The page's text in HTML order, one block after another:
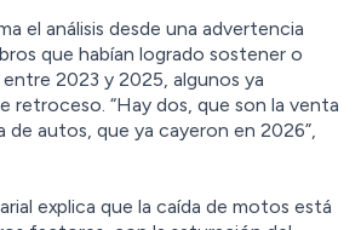
el análisis desde una advertencia
que habían logrado sostener o
2023 y 2025, algunos ya
retroceso. “Hay dos, que son la venta
autos, que ya cayeron en 2026”,
explica que la caída de motos está